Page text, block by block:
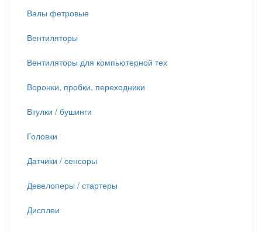
Валы фетровые
Вентиляторы
Вентиляторы для компьютерной тех
Воронки, пробки, переходники
Втулки / бушинги
Головки
Датчики / сенсоры
Девелоперы / стартеры
Дисплеи